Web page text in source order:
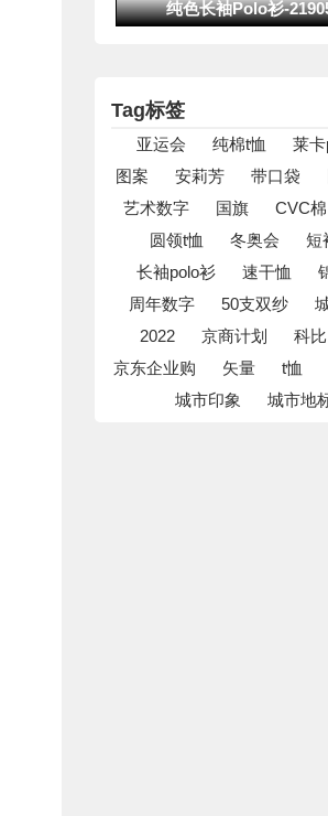
纯色长袖Polo衫-
精梳棉圆领t恤3
Tag标签
亚运会 纯棉t恤
莱
图案
安莉芳 带口袋
艺术数字
国旗 CVC棉
圆领t恤
冬奥会
短
长袖polo衫
速干恤
周年数字
50支双纱
2022
京商计划 科比
京东企业购
矢量 t恤
城市印象
城市地